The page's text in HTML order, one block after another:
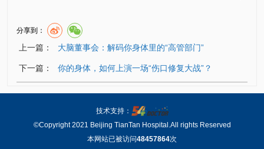
分享到：
上一篇： 大脑董事会：解码你身体里的“高管部门”
下一篇： 你的身体，如何上演一场“伤口修复大战”？
技术支持：
©Copyright 2021 Beijing TianTan Hospital.All rights Reserved
本网站已被访问48457864次